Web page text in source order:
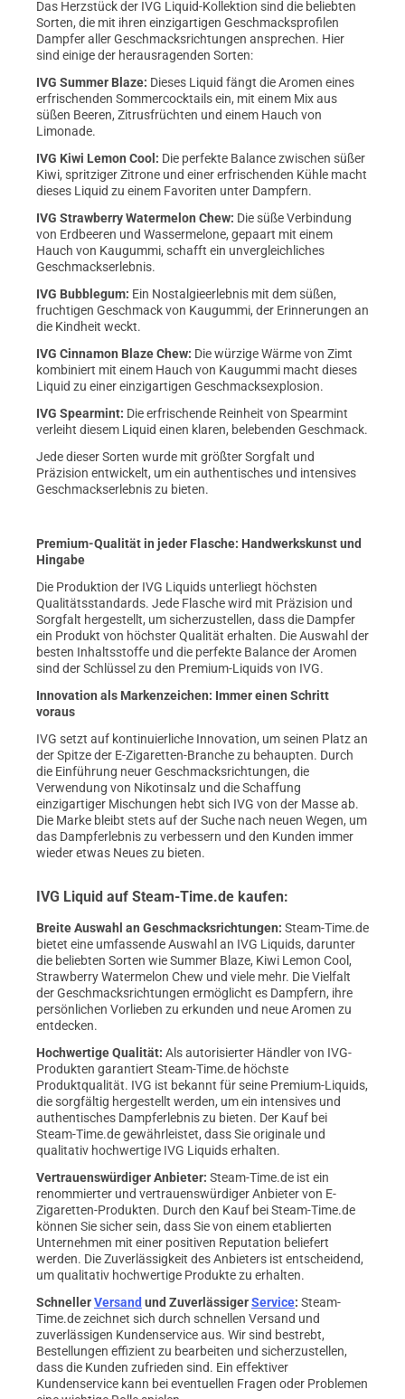
Das Herzstück der IVG Liquid-Kollektion sind die beliebten
Sorten, die mit ihren einzigartigen Geschmacksprofilen
Dampfer aller Geschmacksrichtungen ansprechen. Hier
sind einige der herausragenden Sorten:
IVG Summer Blaze: Dieses Liquid fängt die Aromen eines
erfrischenden Sommercocktails ein, mit einem Mix aus
süßen Beeren, Zitrusfrüchten und einem Hauch von
Limonade.
IVG Kiwi Lemon Cool: Die perfekte Balance zwischen süßer
Kiwi, spritziger Zitrone und einer erfrischenden Kühle macht
dieses Liquid zu einem Favoriten unter Dampfern.
IVG Strawberry Watermelon Chew: Die süße Verbindung
von Erdbeeren und Wassermelone, gepaart mit einem
Hauch von Kaugummi, schafft ein unvergleichliches
Geschmackserlebnis.
IVG Bubblegum: Ein Nostalgieerlebnis mit dem süßen,
fruchtigen Geschmack von Kaugummi, der Erinnerungen an
die Kindheit weckt.
IVG Cinnamon Blaze Chew: Die würzige Wärme von Zimt
kombiniert mit einem Hauch von Kaugummi macht dieses
Liquid zu einer einzigartigen Geschmacksexplosion.
IVG Spearmint: Die erfrischende Reinheit von Spearmint
verleiht diesem Liquid einen klaren, belebenden Geschmack.
Jede dieser Sorten wurde mit größter Sorgfalt und
Präzision entwickelt, um ein authentisches und intensives
Geschmackserlebnis zu bieten.
Premium-Qualität in jeder Flasche: Handwerkskunst und
Hingabe
Die Produktion der IVG Liquids unterliegt höchsten
Qualitätsstandards. Jede Flasche wird mit Präzision und
Sorgfalt hergestellt, um sicherzustellen, dass die Dampfer
ein Produkt von höchster Qualität erhalten. Die Auswahl der
besten Inhaltsstoffe und die perfekte Balance der Aromen
sind der Schlüssel zu den Premium-Liquids von IVG.
Innovation als Markenzeichen: Immer einen Schritt
voraus
IVG setzt auf kontinuierliche Innovation, um seinen Platz an
der Spitze der E-Zigaretten-Branche zu behaupten. Durch
die Einführung neuer Geschmacksrichtungen, die
Verwendung von Nikotinsalz und die Schaffung
einzigartiger Mischungen hebt sich IVG von der Masse ab.
Die Marke bleibt stets auf der Suche nach neuen Wegen, um
das Dampferlebnis zu verbessern und den Kunden immer
wieder etwas Neues zu bieten.
IVG Liquid auf Steam-Time.de kaufen:
Breite Auswahl an Geschmacksrichtungen: Steam-Time.de
bietet eine umfassende Auswahl an IVG Liquids, darunter
die beliebten Sorten wie Summer Blaze, Kiwi Lemon Cool,
Strawberry Watermelon Chew und viele mehr. Die Vielfalt
der Geschmacksrichtungen ermöglicht es Dampfern, ihre
persönlichen Vorlieben zu erkunden und neue Aromen zu
entdecken.
Hochwertige Qualität: Als autorisierter Händler von IVG-
Produkten garantiert Steam-Time.de höchste
Produktqualität. IVG ist bekannt für seine Premium-Liquids,
die sorgfältig hergestellt werden, um ein intensives und
authentisches Dampferlebnis zu bieten. Der Kauf bei
Steam-Time.de gewährleistet, dass Sie originale und
qualitativ hochwertige IVG Liquids erhalten.
Vertrauenswürdiger Anbieter: Steam-Time.de ist ein
renommierter und vertrauenswürdiger Anbieter von E-
Zigaretten-Produkten. Durch den Kauf bei Steam-Time.de
können Sie sicher sein, dass Sie von einem etablierten
Unternehmen mit einer positiven Reputation beliefert
werden. Die Zuverlässigkeit des Anbieters ist entscheidend,
um qualitativ hochwertige Produkte zu erhalten.
SchnellerVersand und ZuverlässigerService: Steam-
Time.de zeichnet sich durch schnellen Versand und
zuverlässigen Kundenservice aus. Wir sind bestrebt,
Bestellungen effizient zu bearbeiten und sicherzustellen,
dass die Kunden zufrieden sind. Ein effektiver
Kundenservice kann bei eventuellen Fragen oder Problemen